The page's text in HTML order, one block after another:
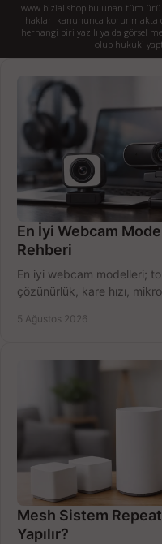
www.bizial.shop bulunan tüm
hakları kanununca korunmakta
herhangi biri yazılı ya da görsel
olup hukuki
En İyi Webcam
Rehberi
En iyi webcam modelleri;
çözünürlük, kare hızı,
5 Ağustos 2026
Mesh Sistem
Yapılır?